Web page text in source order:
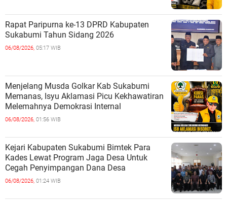
Rapat Paripurna ke-13 DPRD Kabupaten
Sukabumi Tahun Sidang 2026
06/08/2026, 05:17 WIB
Menjelang Musda Golkar Kab Sukabumi
Memanas, Isyu Aklamasi Picu Kekhawatiran
Melemahnya Demokrasi Internal
06/08/2026, 01:56 WIB
Kejari Kabupaten Sukabumi Bimtek Para
Kades Lewat Program Jaga Desa Untuk
Cegah Penyimpangan Dana Desa
06/08/2026, 01:24 WIB